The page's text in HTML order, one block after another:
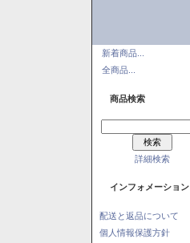
新着商品...
全商品...
商品検索
詳細検索
インフォメーション
配送と返品について
個人情報保護方針